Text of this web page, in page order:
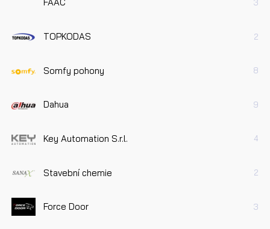
FAAC 3
TOPKODAS 2
Somfy pohony 8
Dahua 9
Key Automation S.r.l. 4
Stavební chemie 2
Force Door 3